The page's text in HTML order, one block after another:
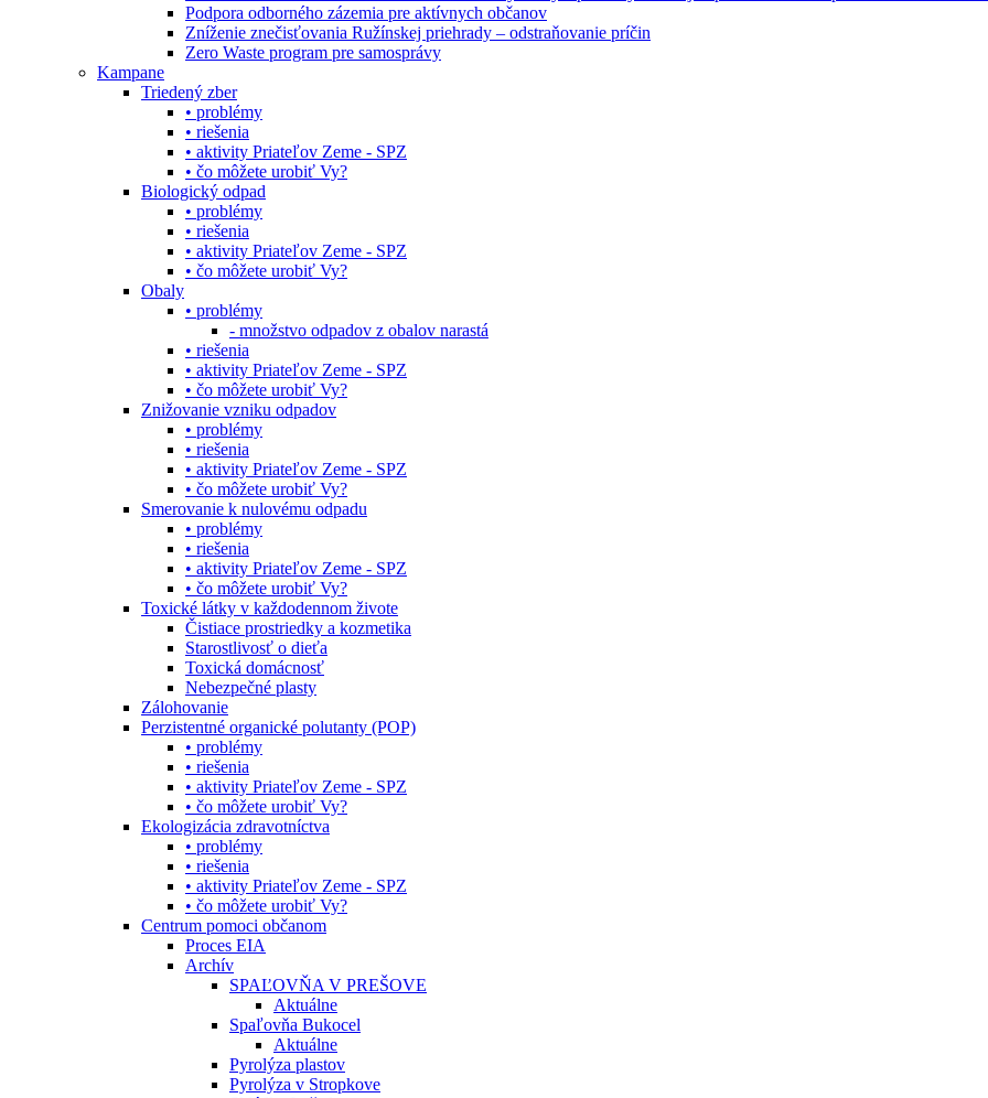
Podpora odborného zázemia pre aktívnych občanov
Zníženie znečisťovania Ružínskej priehrady – odstraňovanie príčin
Zero Waste program pre samosprávy
Kampane
Triedený zber
• problémy
• riešenia
• aktivity Priateľov Zeme - SPZ
• čo môžete urobiť Vy?
Biologický odpad
• problémy
• riešenia
• aktivity Priateľov Zeme - SPZ
• čo môžete urobiť Vy?
Obaly
• problémy
- množstvo odpadov z obalov narastá
• riešenia
• aktivity Priateľov Zeme - SPZ
• čo môžete urobiť Vy?
Znižovanie vzniku odpadov
• problémy
• riešenia
• aktivity Priateľov Zeme - SPZ
• čo môžete urobiť Vy?
Smerovanie k nulovému odpadu
• problémy
• riešenia
• aktivity Priateľov Zeme - SPZ
• čo môžete urobiť Vy?
Toxické látky v každodennom živote
Čistiace prostriedky a kozmetika
Starostlivosť o dieťa
Toxická domácnosť
Nebezpečné plasty
Zálohovanie
Perzistentné organické polutanty (POP)
• problémy
• riešenia
• aktivity Priateľov Zeme - SPZ
• čo môžete urobiť Vy?
Ekologizácia zdravotníctva
• problémy
• riešenia
• aktivity Priateľov Zeme - SPZ
• čo môžete urobiť Vy?
Centrum pomoci občanom
Proces EIA
Archív
SPAĽOVŇA V PREŠOVE
Aktuálne
Spaľovňa Bukocel
Aktuálne
Pyrolýza plastov
Pyrolýza v Stropkove